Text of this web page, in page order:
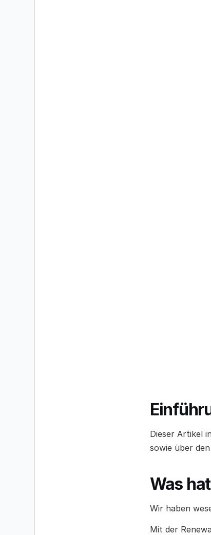
Dieser Artikel
sowie über
Was
Wir haben
Mit der